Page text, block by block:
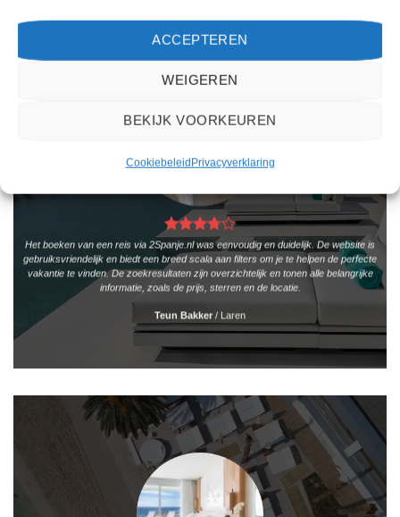
ACCEPTEREN
WEIGEREN
BEKIJK VOORKEUREN
CookiebeleidPrivacyverklaring
Het boeken van een reis via 2Spanje.nl was eenvoudig en duidelijk. De website is
gebruiksvriendelijk en biedt een breed scala aan filters om je te helpen de perfecte
vakantie te vinden. De zoekresultaten zijn overzichtelijk en tonen alle belangrijke
informatie, zoals de prijs, sterren en de locatie.
Teun Bakker / Laren